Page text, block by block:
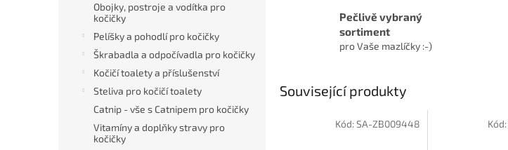
Obojky, postroje a vodítka pro
kočičky
Pelíšky a pohodlí pro kočičky
Škrabadla a odpočívadla pro kočičky
Kočičí toalety a příslušenství
Steliva pro kočičí toalety
Catnip - vše s Catnipem pro kočičky
Vitamíny a doplňky stravy pro
kočičky
Pečlivě vybraný
sortiment
pro Vaše mazlíčky :-)
Související produkty
Kód:SA-ZB009448 Kód: